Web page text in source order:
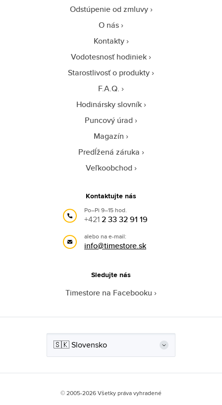
Odstúpenie od zmluvy
O nás
Kontakty
Vodotesnosť hodiniek
Starostlivosť o produkty
F.A.Q.
Hodinársky slovník
Puncový úrad
Magazín
Predĺžená záruka
Veľkoobchod
Kontaktujte nás
Po–Pi 9–15 hod.
+4212 33 32 91 19
alebo na e-mail:
info@timestore.sk
Sledujte nás
Timestore na Facebooku
© 2005-2026 Všetky práva vyhradené